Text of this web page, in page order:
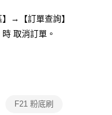
號之用戶狀況，依本公司即
情形，本公司將視審查結果
→【訂單查詢】
取消訂單。
F21 粉底刷